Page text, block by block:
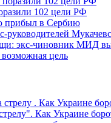
102 цели РФ
прибыл в Сербию
руководителей
экс-чиновник МИД
цель
Как Украине